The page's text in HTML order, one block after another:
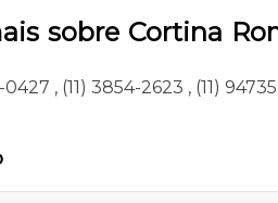
sobre Cortina
0427 , (11) 3854-2623 , (11)